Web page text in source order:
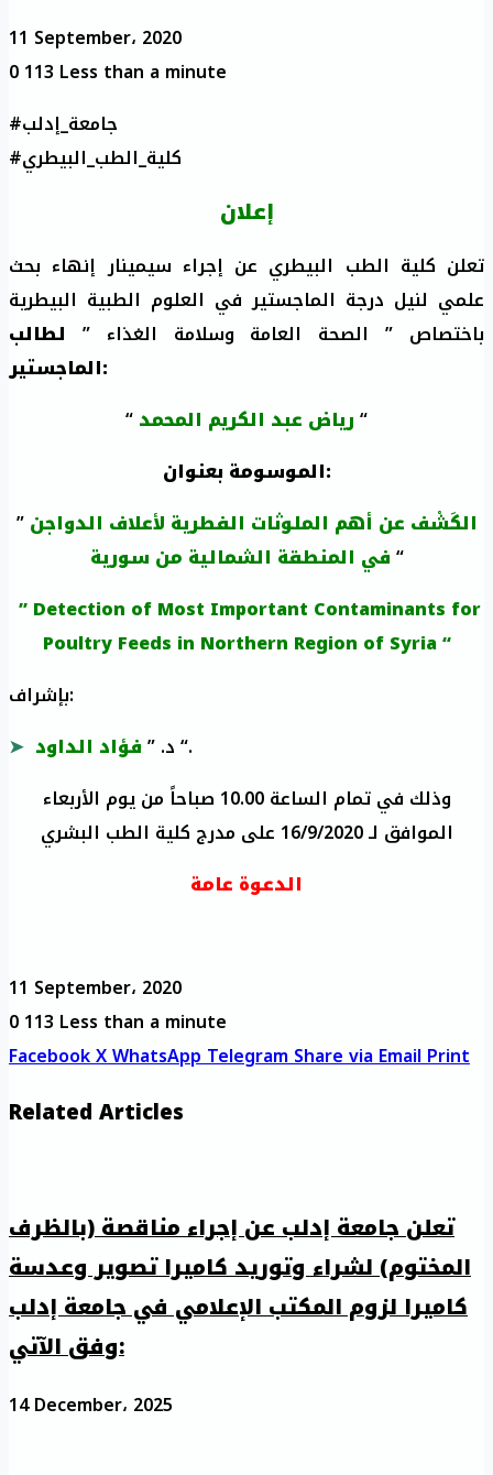
11 September، 2020
0113 Less than a minute
#جامعة_إدلب
#كلية_الطب_البيطري
إعلان
تعلن كلية الطب البيطري عن إجراء سيمينار إنهاء بحث
علمي لنيل درجة الماجستير في العلوم الطبية البيطرية
باختصاص ” الصحة العامة وسلامة الغذاء ” لطالب
الماجستير:
“
“
الموسومة بعنوان:
”الكَشْف عن أهم الملوثات الفطرية لأعلاف الدواجن
في المنطقة الشمالية من سورية“
” Detection of Most Important Contaminants for
Poultry Feeds in Northern Region of Syria “
بإشراف:
د. ”فؤاد الداود
“.
وذلك في تمام الساعة 10.00 صباحاً من يوم الأربعاء
الموافق لـ 16/9/2020 على مدرج كلية الطب البشري
الدعوة عامة
11 September، 2020
0113 Less than a minute
FacebookXWhatsAppTelegramShare via EmailPrint
Related Articles
تعلن جامعة إدلب عن إجراء مناقصة (بالظرف
المختوم) لشراء وتوريد كاميرا تصوير وعدسة
كاميرا لزوم المكتب الإعلامي في جامعة إدلب
وفق الآتي:
14 December، 2025